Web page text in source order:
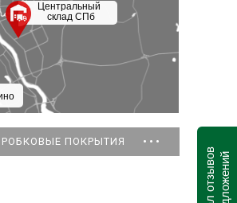
Центральный
склад СПб
ПОКРЫТИЯ ...